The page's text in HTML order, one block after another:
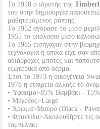
Το 1918 ο ιδρυτής της
του στην δημιουργία
μαθητευόμενος ράπτης.
To 1952 αγόρασε το μισό
1955 το υπόλοιπο μισό
Το 1965 εισήγαγαν στην
τεχνολογία η οποία είχε σαν
αδιάβροχες μπότες και
εξωτερικά από δέρμα.
Έτσι το 1973 η οικογένεια
1978 η εταιρεία άλλαξε το
• Ύφασμα>85% Βαμβάκι -
• Μέγεθος>Large
• Χρώμα>Μαύρο (Black -
• Φροντίδα>Ακολουθήστε τις
ταμπελάκι